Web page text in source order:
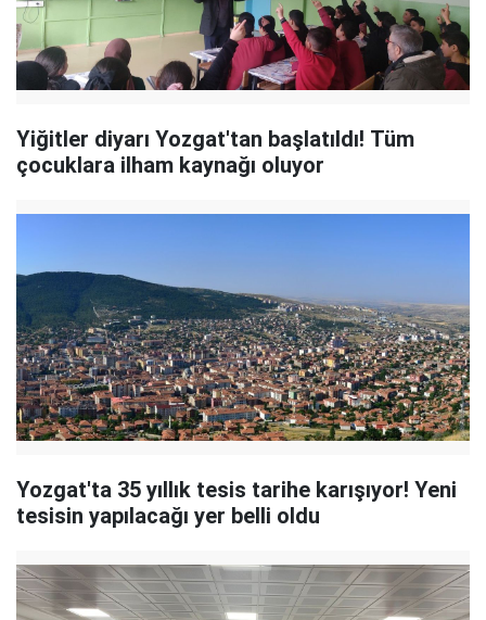
Yiğitler diyarı Yozgat'tan başlatıldı! Tüm
çocuklara ilham kaynağı oluyor
Yozgat'ta 35 yıllık tesis tarihe karışıyor! Yeni
tesisin yapılacağı yer belli oldu